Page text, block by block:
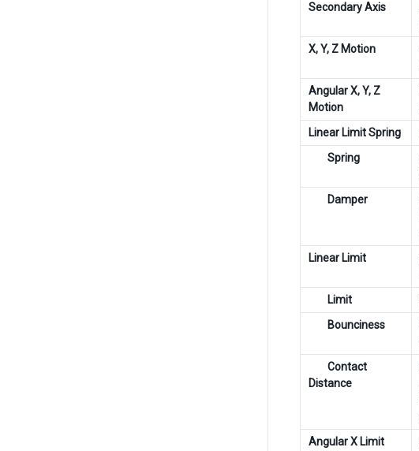
Secondary Axis
X, Y, Z Motion
Angular X, Y, Z
Motion
Linear Limit Spring
Spring
Damper
Linear Limit
Limit
Bounciness
Contact
Distance
Angular X Limit